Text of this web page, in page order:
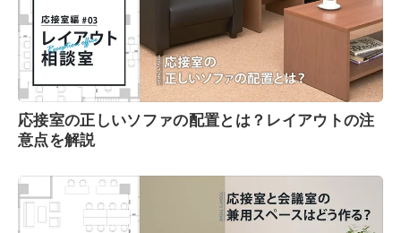
応接室の正しいソファの配置とは？レイアウトの注
意点を解説